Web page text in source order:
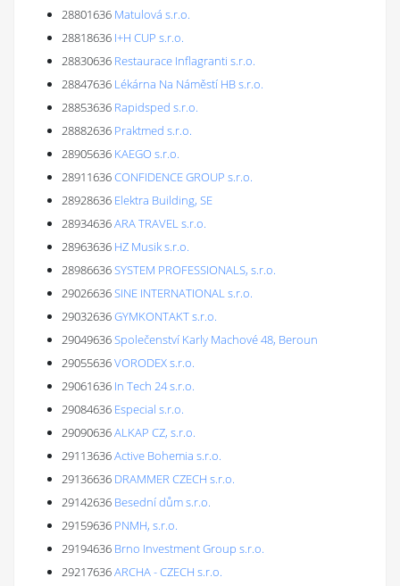
28801636 Matulová s.r.o.
28818636 I+H CUP s.r.o.
28830636 Restaurace Inflagranti s.r.o.
28847636 Lékárna Na Náměstí HB s.r.o.
28853636 Rapidsped s.r.o.
28882636 Praktmed s.r.o.
28905636 KAEGO s.r.o.
28911636CONFIDENCE GROUP s.r.o.
28928636 Elektra Building, SE
28934636ARA TRAVEL s.r.o.
28963636 HZ Musik s.r.o.
28986636SYSTEM PROFESSIONALS, s.r.o.
29026636SINE INTERNATIONAL s.r.o.
29032636GYMKONTAKT s.r.o.
29049636Společenství Karly Machové 48, Beroun
29055636VORODEX s.r.o.
29061636 In Tech 24 s.r.o.
29084636 Especial s.r.o.
29090636ALKAP CZ, s.r.o.
29113636Active Bohemia s.r.o.
29136636 DRAMMER CZECH s.r.o.
29142636 Besední dům s.r.o.
29159636 PNMH, s.r.o.
29194636 Brno Investment Group s.r.o.
29217636ARCHA - CZECH s.r.o.